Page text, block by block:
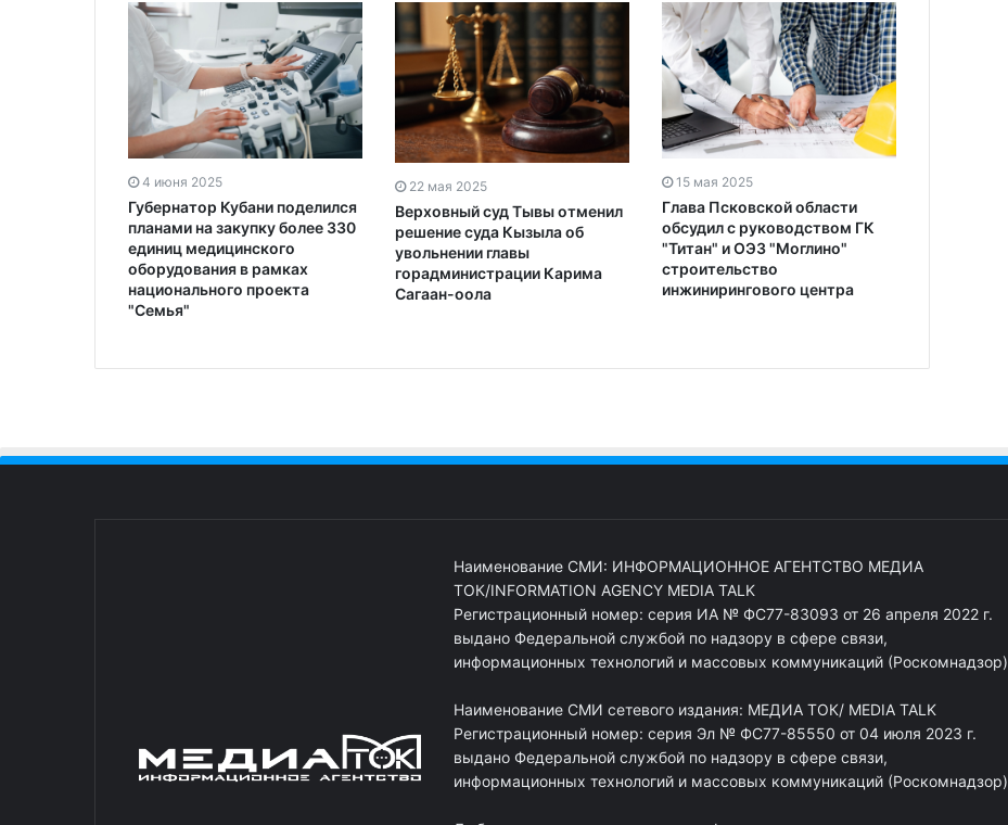
4 июня 2025
Губернатор Кубани поделился
планами на закупку более 330
единиц медицинского
оборудования в рамках
национального проекта
"Семья"
22 мая 2025
Верховный суд Тывы отменил
решение суда Кызыла об
увольнении главы
горадминистрации Карима
Сагаан-оола
15 мая 2025
Глава Псковской области
обсудил с руководством ГК
"Титан" и ОЭЗ "Моглино"
строительство
инжинирингового центра
Наименование СМИ: ИНФОРМАЦИОННОЕ АГЕНТСТВО МЕДИА
ТОК/INFORMATION AGENCY MEDIA TALK
Регистрационный номер: серия ИА № ФС77-83093 от 26 апреля 2022 г.
выдано Федеральной службой по надзору в сфере связи,
информационных технологий и массовых коммуникаций (Роскомнадзор)
Наименование СМИ сетевого издания: МЕДИА ТОК/ MEDIA TALK
Регистрационный номер: серия Эл № ФС77-85550 от 04 июля 2023 г.
выдано Федеральной службой по надзору в сфере связи,
информационных технологий и массовых коммуникаций (Роскомнадзор)